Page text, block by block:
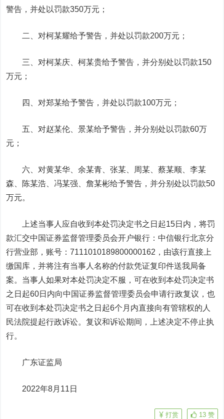
警告，并处以罚款350万元；
二、对柯某耀给予警告，并处以罚款200万元；
三、对柯某庆、柯某贵给予警告，并分别处以罚款150
万元；
四、对郑某给予警告，并处以罚款100万元；
五、对赵某伦、景某给予警告，并分别处以罚款60万
元；
六、对黄某华、余某青、张某、周某、蔡某顺、李某
森、陈某浩、冯某强、詹某彬给予警告，并分别处以罚款50
万元。
上述当事人应自收到本处罚决定书之日起15日内，将罚
款汇交中国证券监督管理委员会开户银行： 中信银行北京分
行营业部，账号：7111010189800000162，由该行直接上
缴国库，并将注有当事人名称的付款凭证复印件送我局备
案。当事人如果对本处罚决定不服，可在收到本处罚决定书
之日起60日内向中国证券监督管理委员会申请行政复议，也
可在收到本处罚决定书之日起6个月内直接向有管辖权的人
民法院提起行政诉讼。复议和诉讼期间，上述决定不停止执
行。
广东证监局
2022年8月11日
13 赞
打赏